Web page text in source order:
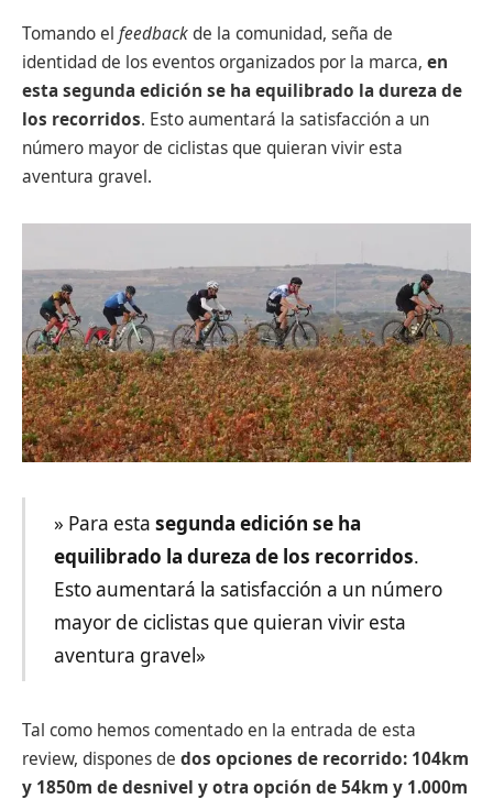
Tomando el feedbackde la comunidad, seña de
identidad de los eventos organizados por la marca, en
esta segunda edición se ha equilibrado la dureza de
los recorridos. Esto aumentará la satisfacción a un
número mayor de ciclistas que quieran vivir esta
aventura gravel.
» Para esta segunda edición se ha
equilibrado la dureza de los recorridos.
Esto aumentará la satisfacción a un número
mayor de ciclistas que quieran vivir esta
aventura gravel»
Tal como hemos comentado en la entrada de esta
review, dispones de dos opciones de recorrido: 104km
y 1850m de desnivel y otra opción de 54km y 1.000m